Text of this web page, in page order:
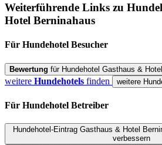
Weiterführende Links zu
Hotel Berninahaus
Für Hundehotel Besucher
Bewertung für Hundehotel Gasthaus &
weitere Hundehotels finden weitere
Für Hundehotel Betreiber
Hundehotel-Eintrag Gasthaus & Hotel
verbessern